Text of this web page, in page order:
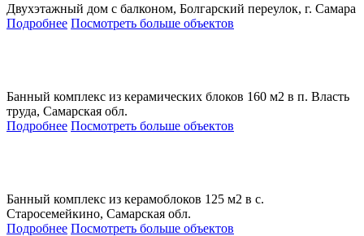
Двухэтажный дом с балконом, Болгарский переулок, г. Самара
Подробнее Посмотреть больше объектов
Банный комплекс из керамических блоков 160 м2 в п. Власть
труда, Самарская обл.
Подробнее Посмотреть больше объектов
Банный комплекс из керамоблоков 125 м2 в с.
Старосемейкино, Самарская обл.
Подробнее Посмотреть больше объектов